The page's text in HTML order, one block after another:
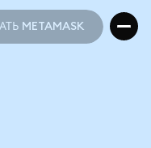
METAMASK